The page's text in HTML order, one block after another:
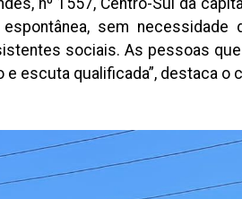
sem
sociais. As pessoas
escuta qualificada”, destaca o